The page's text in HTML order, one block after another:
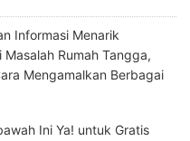
Informasi Menarik
Rumah Tangga,
Mengamalkan Berbagai
Ini Ya! untuk Gratis